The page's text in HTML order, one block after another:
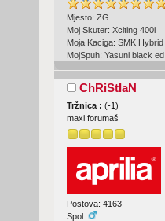
Mjesto: ZG
Moj Skuter: Xciting 400i
Moja Kaciga: SMK Hybrid
MojSpuh: Yasuni black ed.
ChRiStIaN
Tržnica : (-1)
maxi forumaš
Postova: 4163
Spol: